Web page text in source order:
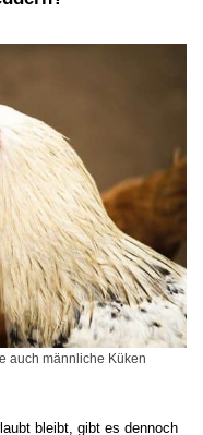
auch männliche Küken
bleibt, gibt es dennoch